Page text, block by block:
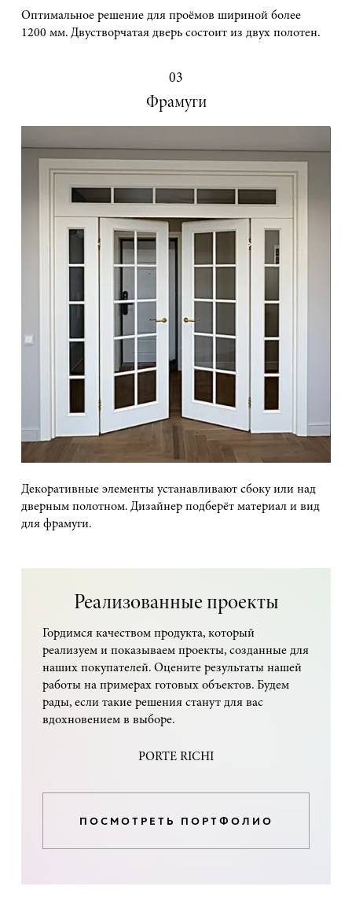
Оптимальное решение для проёмов шириной более
1200 мм. Двустворчатая дверь состоит из двух полотен.
03
Фрамуги
Декоративные элементы устанавливают сбоку или над
дверным полотном. Дизайнер подберёт материал и вид
для фрамуги.
Реализованные проекты
Гордимся качеством продукта, который
реализуем и показываем проекты, созданные для
наших покупателей. Оцените результаты нашей
работы на примерах готовых объектов. Будем
рады, если такие решения станут для вас
вдохновением в выборе.
PORTE RICHI
ПОСМОТРЕТЬ ПОРТФОЛИО